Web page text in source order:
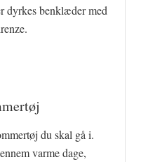
dyrkes benklæder med
du skal gå i.
varme dage,